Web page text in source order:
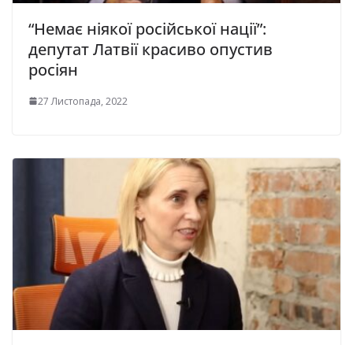
“Немає ніякої російської нації”:
депутат Латвії красиво опустив
росіян
27 Листопада, 2022